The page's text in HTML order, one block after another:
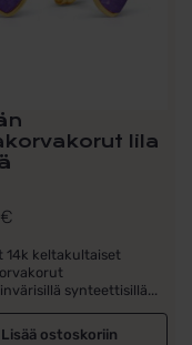
lila
€
14k keltakultaiset
synteettisillä...
Lisää ostoskoriin